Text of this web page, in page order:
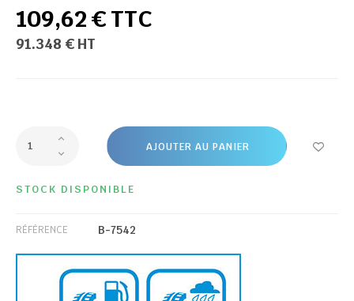
109,62 € TTC
91.348 € HT
AJOUTER AU PANIER
STOCK DISPONIBLE
RÉFÉRENCE B-7542